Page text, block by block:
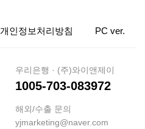
개인정보처리방침 PC ver.
우리은행 · (주)와이앤제이
1005-703-083972
해외/수출 문의
yjmarketing@naver.com